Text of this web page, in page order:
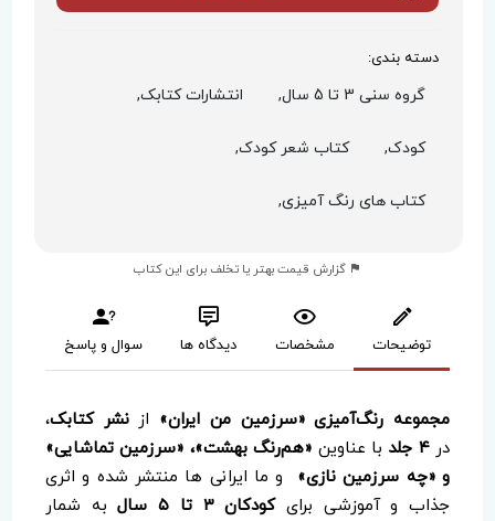
دسته بندی:
گروه سنی 3 تا 5 سال, انتشارات کتابک,
کودک, کتاب شعر کودک,
کتاب های رنگ آمیزی,
گزارش قیمت بهتر یا تخلف برای این کتاب
توضیحات مشخصات دیدگاه ها سوال و پاسخ
مجموعه رنگ‌آمیزی «سرزمین من ایران» ازنشر کتابک،
در۴ جلد با عناوین «هم‌رنگ بهشت»، «سرزمین تماشایی»
و «چه سرزمین نازی» و ما ایرانی ها منتشر شده و اثری
جذاب و آموزشی برایکودکان ۳ تا ۵ سال
به شمار